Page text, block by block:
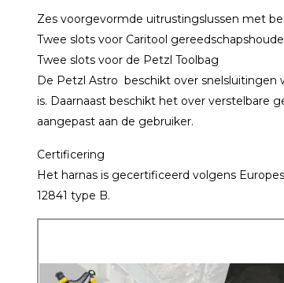
Zes voorgevormde uitrustingslussen met
Twee slots voor Caritool
Twee slots voor de Petzl Toolbag
De Petzl Astro beschikt over snelsluitingen
is. Daarnaast beschikt het over verstelbare
aangepast aan de gebruiker.
Certificering
Het harnas is gecertificeerd volgens
12841 type B.